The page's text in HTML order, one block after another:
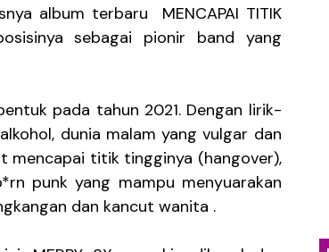
dalam "Deep Breathe", Lagu
album terbaru MENCAPAI TITIK
sebagai pionir band yang
pada tahun 2021. Dengan lirik-
dunia malam yang vulgar dan
mencapai titik tingginya (hangover),
punk yang mampu menyuarakan
dan kancut wanita .